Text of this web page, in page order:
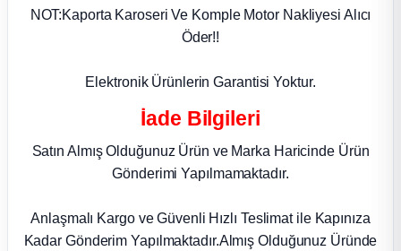
Parça
Parça
NOT:Kaporta Karoseri Ve Komple Motor Nakliyesi Alıcı
Öder!!
Elektronik Ürünlerin Garantisi Yoktur.
İade Bilgileri
Satın Almış Olduğunuz Ürün ve Marka Haricinde Ürün
Gönderimi Yapılmamaktadır.
Anlaşmalı Kargo ve Güvenli Hızlı Teslimat ile Kapınıza
Kadar Gönderim Yapılmaktadır.Almış Olduğunuz Üründe